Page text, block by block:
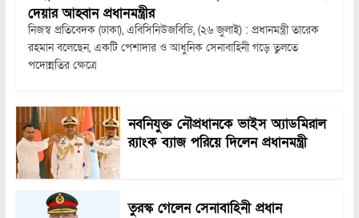
দেয়ার আহ্বান প্রধানমন্ত্রীর
নিজস্ব প্রতিবেদক (ঢাকা), এবিসিনিউজবিডি, (২৬ জুলাই) : প্রধানমন্ত্রী তারেক
রহমান বলেছেন, একটি পেশাদার ও আধুনিক সেনাবাহিনী গড়ে তুলতে
পদোন্নতির ক্ষেত্রে
নবনিযুক্ত নৌপ্রধানকে ভাইস অ্যাডমিরাল
র‍্যাংক ব্যাজ পরিয়ে দিলেন প্রধানমন্ত্রী
তুরস্ক গেলেন সেনাবাহিনী প্রধান